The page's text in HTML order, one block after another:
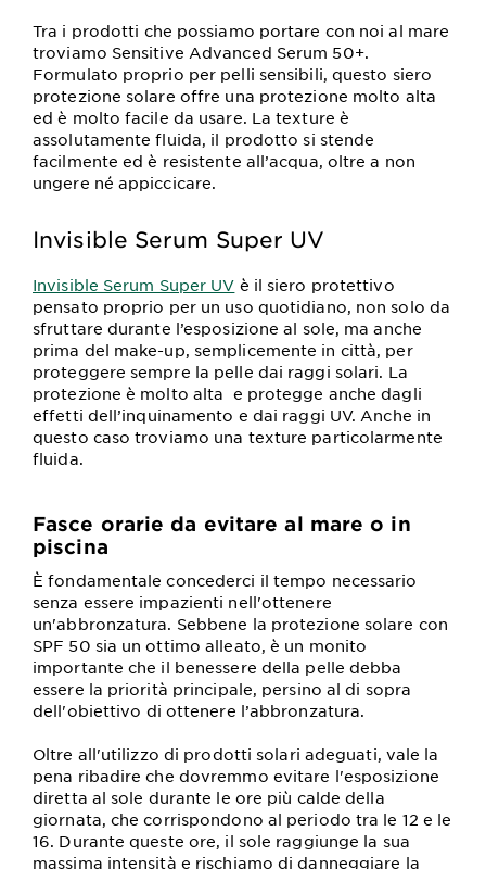
Tra i prodotti che possiamo portare con noi al mare
troviamo Sensitive Advanced Serum 50+.
Formulato proprio per pelli sensibili, questo siero
protezione solare offre una protezione molto alta
ed è molto facile da usare. La texture è
assolutamente fluida, il prodotto si stende
facilmente ed è resistente all’acqua, oltre a non
ungere né appiccicare.
Invisible Serum Super UV
Invisible Serum Super UV è il siero protettivo
pensato proprio per un uso quotidiano, non solo da
sfruttare durante l’esposizione al sole, ma anche
prima del make-up, semplicemente in città, per
proteggere sempre la pelle dai raggi solari. La
protezione è molto alta e protegge anche dagli
effetti dell’inquinamento e dai raggi UV. Anche in
questo caso troviamo una texture particolarmente
fluida.
Fasce orarie da evitare al mare o in
piscina
È fondamentale concederci il tempo necessario
senza essere impazienti nell'ottenere
un'abbronzatura. Sebbene la protezione solare con
SPF 50 sia un ottimo alleato, è un monito
importante che il benessere della pelle debba
essere la priorità principale, persino al di sopra
dell'obiettivo di ottenere l’abbronzatura.
Oltre all'utilizzo di prodotti solari adeguati, vale la
pena ribadire che dovremmo evitare l'esposizione
diretta al sole durante le ore più calde della
giornata, che corrispondono al periodo tra le 12 e le
16. Durante queste ore, il sole raggiunge la sua
massima intensità e rischiamo di danneggiare la